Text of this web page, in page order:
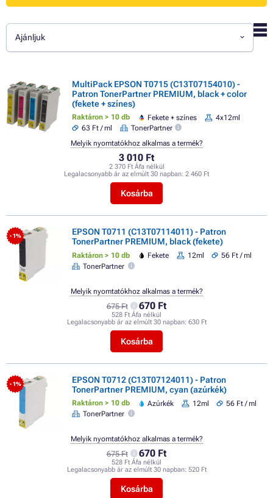
Ajánljuk
MultiPack EPSON T0715 (C13T07154010) -
Patron TonerPartner PREMIUM, black + color
(fekete + színes)
Raktáron > 10 db Fekete + színes
4x12ml
63 Ft / ml
TonerPartner
3 010 Ft
2 370 Ft Áfa nélkül
Legalacsonyabb ár az elmúlt 30 napban: 2 460 Ft
Kosárba
Melyik nyomtatókhoz alkalmas a termék?
- 1%
EPSON T0711 (C13T07114011) - Patron
TonerPartner PREMIUM, black (fekete)
Raktáron > 10 db Fekete 12ml
56 Ft / ml
TonerPartner
675 Ft 670 Ft
528 Ft Áfa nélkül
Legalacsonyabb ár az elmúlt 30 napban: 630 Ft
Kosárba
Melyik nyomtatókhoz alkalmas a termék?
- 1%
EPSON T0712 (C13T07124011) - Patron
TonerPartner PREMIUM, cyan (azúrkék)
Raktáron > 10 db Azúrkék 12ml
56 Ft / ml
TonerPartner
675 Ft 670 Ft
528 Ft Áfa nélkül
Legalacsonyabb ár az elmúlt 30 napban: 520 Ft
Kosárba
Melyik nyomtatókhoz alkalmas a termék?